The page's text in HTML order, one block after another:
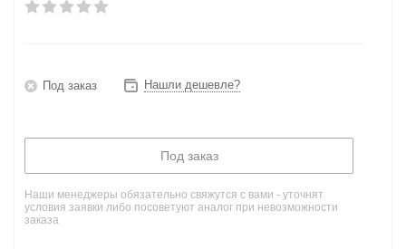
Под заказ Нашли дешевле?
Под заказ
Наши менеджеры обязательно свяжутся с вами - уточнят
условия заявки либо посоветуют аналог при невозможности
заказа